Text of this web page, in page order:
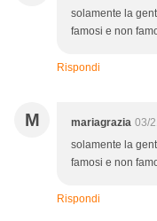
solamente la
famosi e non
Rispondi
M mariagrazia 03/
solamente la
famosi e non
Rispondi